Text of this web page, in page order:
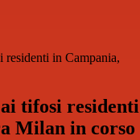
in Campania,
tifosi residenti
Milan in corso